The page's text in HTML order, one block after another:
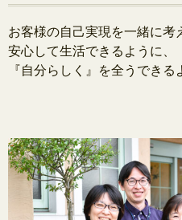
ス
キ
お客様の自己実現を一緒に考
安心して生活できるように、
『自分らしく』を全うできる